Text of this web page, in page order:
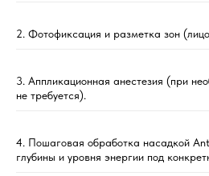
2. Фотофиксация и разметка зон
3. Аппликационная анестезия (при
не требуется).
4. Пошаговая обработка насадкой
глубины и уровня энергии под